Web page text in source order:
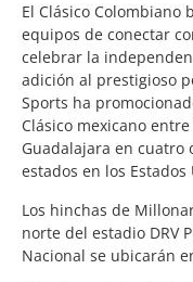
El Clásico
equipos de conectar
celebrar la
adición al prestigioso
Sports ha
Clásico mexicano
Guadalajara en cuatro
estados en los Estados
Los hinchas de
norte del estadio DRV
Nacional se ubicarán